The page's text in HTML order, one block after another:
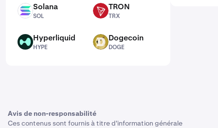
SOL Solana
SOL
TRX TRON
TRX
HYPE Hyperliquid
HYPE
DOGE Dogecoin
DOGE
Avis de non-responsabilité
Ces contenus sont fournis à titre d'information générale